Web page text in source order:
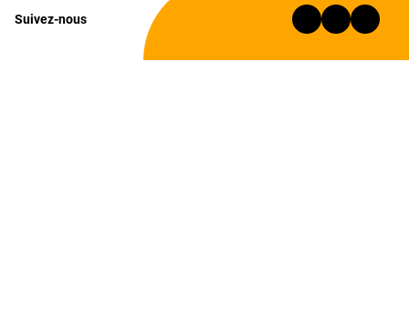
Suivez-nous